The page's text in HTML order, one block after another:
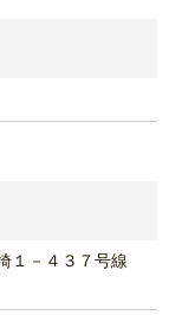
１－４３７号線